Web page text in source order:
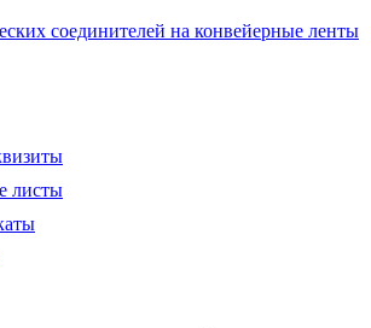
соединителей на конвейерные ленты
листы